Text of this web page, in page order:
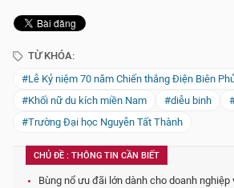
TỪ KHÓA:
#Lễ Kỷ niệm 70 năm Chiến thắng Điện Biên
#Khối nữ du kích miền Nam
#diễu binh
#Trường Đại học Nguyễn Tất Thành
CHỦ ĐỀ : THÔNG TIN CẦN BIẾT
Bùng nổ ưu đãi lớn dành cho doanh nghiệp